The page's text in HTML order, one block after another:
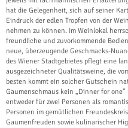
hat die Gelegenheit, sich auf seiner
Eindruck der edlen Tropfen von der
nehmen zu können. Im Weinlokal
freundliche und zuvorkommende
neue, überzeugende Geschmacks-
des Wiener Stadtgebietes pflegt eine
ausgezeichneter Qualitätsweine, die
besten kommt ein solcher Gutschein
Gaumenschmaus kein „Dinner for
entweder für zwei Personen als
Personen im gemütlichen
Gaumenfreuden sowie kulinarischer